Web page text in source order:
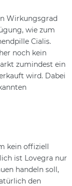
Wirkungsgrad
wie zum
Cialis.
noch kein
zumindest ein
wird. Dabei
kein offiziell
ist Lovegra nur
handeln soll,
den